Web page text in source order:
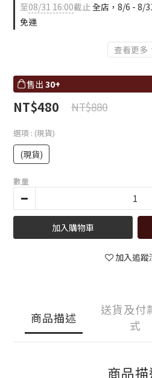
至08/31 16:00截止全店，8/6 - 8/
免運
查看更多
售出 30+
NT$480 NT$880
選項 : (現貨)
(現貨)
數量
加入購物車
加入追蹤
商品描述
送貨及付
式
商品